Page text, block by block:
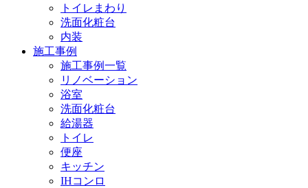
トイレまわり
洗面化粧台
内装
施工事例
施工事例一覧
リノベーション
浴室
洗面化粧台
給湯器
トイレ
便座
キッチン
IHコンロ